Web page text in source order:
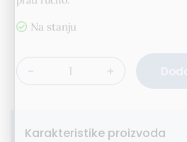
Bočica za bitter 100ml količina
Alternative:
Karakteristike proizvoda